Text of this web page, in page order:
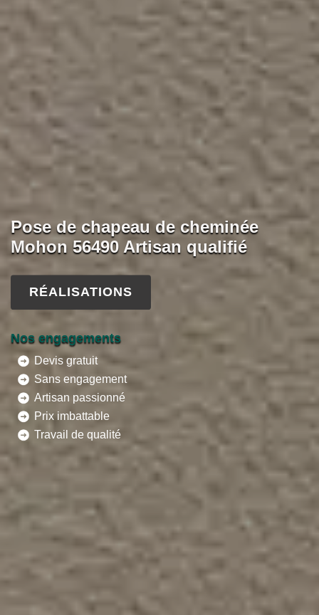
Pose de chapeau de cheminée
Mohon 56490 Artisan qualifié
RÉALISATIONS
Nos engagements
Devis gratuit
Sans engagement
Artisan passionné
Prix imbattable
Travail de qualité